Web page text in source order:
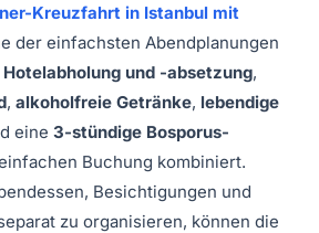
Kreuzfahrt in Istanbul mit
der einfachsten Abendplanungen
Hotelabholung und -absetzung,
, alkoholfreie Getränke, lebendige
eine 3-stündige Bosporus-
Buchung kombiniert.
Besichtigungen und
zu organisieren, können die